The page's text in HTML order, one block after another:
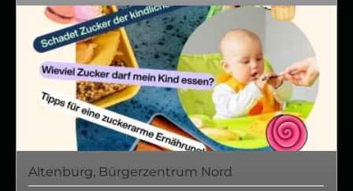
Altenburg, Bürgerzentrum Nord